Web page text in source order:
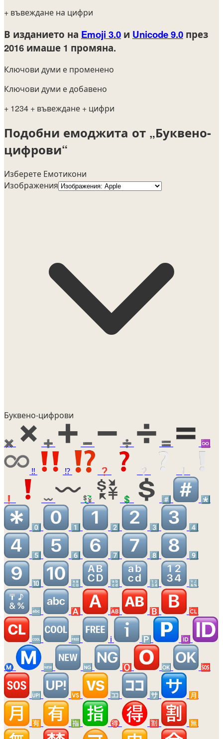
+ въвеждане на цифри
В изданието на Emoji 3.0 и Unicode 9.0 през
2016 имаше 1 промяна.
Ключови думи е променено
Ключови думи е добавено
+ 1234 + въвеждане + цифри
Подобни емоджита от „Буквено-
цифрови“
Изберете Емотикони
Изображения
Буквено-цифрови
✖️ ➕ ➖ ➗ 🟰 ♾️
‼️ ⁉️ ❓ ❔ ❕
❗ 〰️ 💱 💲 #️⃣ *️⃣
0️⃣ 1️⃣ 2️⃣ 3️⃣ 4️⃣
5️⃣ 6️⃣ 7️⃣ 8️⃣ 9️⃣
🔟 🔠 🔡 🔢 🔣
🔤 🅰️ 🆎 🅱️ 🆑
🆒 🆓 ℹ️ 🅿️ 🆔
Ⓜ️ 🆕 🆖 🅾️ 🆗 🆘
🆙 🆚 🈁 🈂️ 🈷️
🈶 🈯 🉐 🈹 🈚